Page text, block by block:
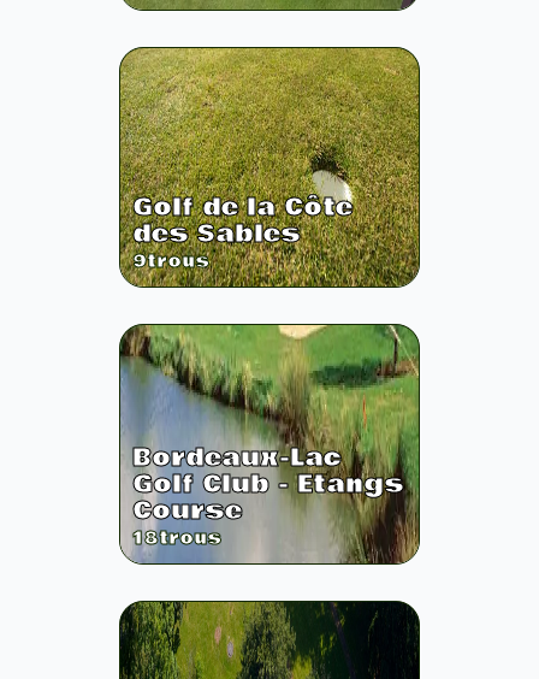
Golf de la Côte
des Sables
9trous
Bordeaux-Lac
Golf Club - Etangs
Course
18trous